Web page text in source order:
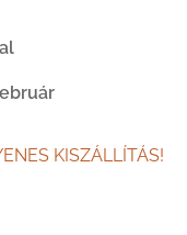
KISZÁLLÍTÁS!